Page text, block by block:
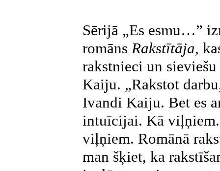
Sērijā „Es esmu…”
romāns Rakstītāja,
rakstnieci un
Kaiju. „Rakstot
Ivandi Kaiju. Bet es
intuīcijai. Kā viļņiem.
viļņiem. Romānā
man šķiet, ka